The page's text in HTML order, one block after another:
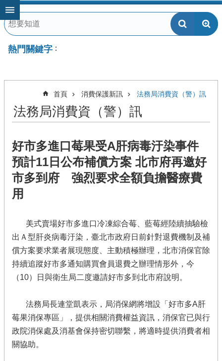
跳到主要內容區塊
熱門關鍵字
首頁 消費保護新訊 法務局消費資（警）訊
法務局消費資（警）訊
好市多進口莓果受A肝病毒汙染事件
預計11日公布補償方案 北市府再邀好
市多到府 強烈要求全額負擔醫療費
用
美式賣場好市多進口冷凍綜合莓、藍莓經陸續抽驗檢
出Ａ型肝炎病毒汙染，臺北市政府日前針對退費機制及補
償方案要求業者展現態度、主動積極辦理，北市消保官除
持續追蹤好市多通知購買會員退費之辦理情形外，今
（10）日與衛生局二度邀請好市多到北市府說明。
法務局長連堂凱表示，局消保網將增設「好市多A肝
莓果消保專區」，提供相關消費權益資訊，消保官已與行
政院消保處及消基會保持密切聯繫，將適時提供消費者相
關協助。